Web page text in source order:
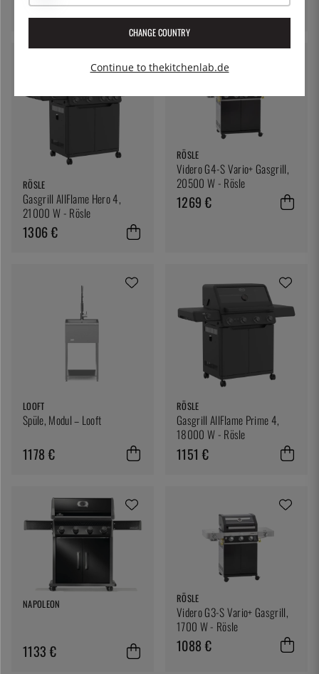
1496 € 1360 €
RÖSLE
Gasgrill AllFlame Hero 4,
21000 W - Rösle
1306 €
RÖSLE
Videro G4-S Vario+ Gasgrill,
20500 W - Rösle
1269 €
LOOFT
Spüle, Modul – Looft
1178 €
RÖSLE
Gasgrill AllFlame Prime 4,
18000 W - Rösle
1151 €
NAPOLEON
1133 €
RÖSLE
Videro G3-S Vario+ Gasgrill,
1700 W - Rösle
1088 €
CHANGE COUNTRY
Continue to thekitchenlab.de